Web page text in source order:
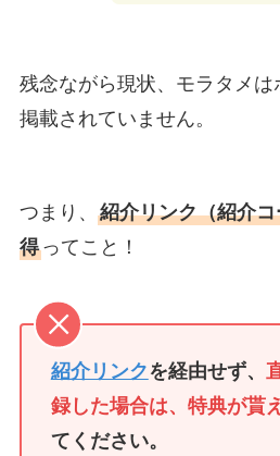
残念ながら現状、モラタメ
掲載されていません。
つまり、 紹介リンク（紹介
得ってこと！
紹介リンク を経由せず、
録した場合は、特典が貰
てください。